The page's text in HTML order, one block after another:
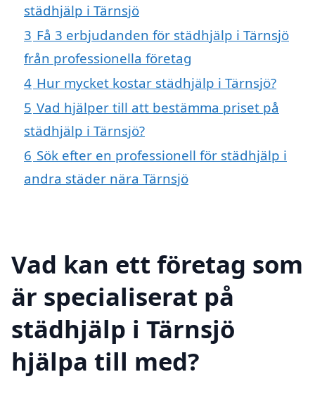
städhjälp i Tärnsjö
3 Få 3 erbjudanden för städhjälp i Tärnsjö
från professionella företag
4 Hur mycket kostar städhjälp i Tärnsjö?
5 Vad hjälper till att bestämma priset på
städhjälp i Tärnsjö?
6 Sök efter en professionell för städhjälp i
andra städer nära Tärnsjö
Vad kan ett företag som
är specialiserat på
städhjälp i Tärnsjö
hjälpa till med?